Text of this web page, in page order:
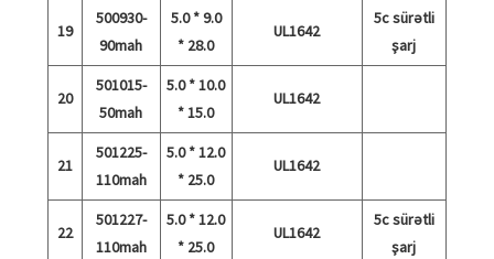
19
500930-
90mah
5.0 * 9.0
* 28.0
UL1642
5c sürətli
şarj
20
501015-
50mah
5.0 * 10.0
* 15.0
UL1642
21
501225-
110mah
5.0 * 12.0
* 25.0
UL1642
22
501227-
110mah
5.0 * 12.0
* 25.0
UL1642
5c sürətli
şarj